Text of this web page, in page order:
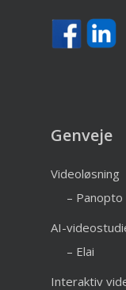
Genveje
Videoløsning
– Panopto
AI-
– Elai
Interaktiv